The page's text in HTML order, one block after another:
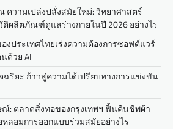
วามเปล่งปลั่งสมัยใหม่: วิทยาศาสตร์
ผลิตภัณฑ์ดูแลร่างกายในปี 2026 อย่างไร
งประเทศไทยเร่งความต้องการซอฟต์แวร์
ด้วย AI
ริยะ ก้าวสู่ความได้เปรียบทางการแข่งขัน
: ตลาดสิ่งทอของกรุงเทพฯ ฟื้นคืนชีพผ้า
ลอมการออกแบบร่วมสมัยอย่างไร